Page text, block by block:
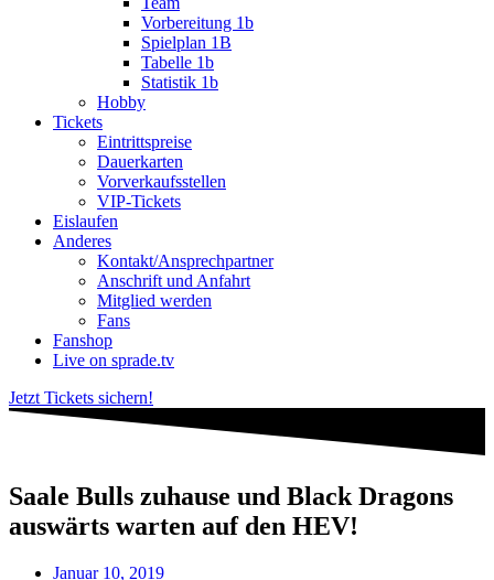
Vorbereitung 1b
Spielplan 1B
Tabelle 1b
Statistik 1b
Hobby
Tickets
Eintrittspreise
Dauerkarten
Vorverkaufsstellen
VIP-Tickets
Eislaufen
Anderes
Kontakt/Ansprechpartner
Anschrift und Anfahrt
Mitglied werden
Fans
Fanshop
Live on sprade.tv
Jetzt Tickets sichern!
Saale Bulls zuhause und Black Dragons
auswärts warten auf den HEV!
Januar 10, 2019